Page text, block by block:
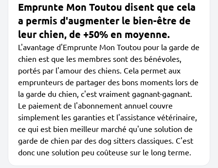
Emprunte Mon Toutou disent que cela
a permis d'augmenter le bien-être de
leur chien, de +50% en moyenne.
L'avantage d'Emprunte Mon Toutou pour la garde de
chien est que les membres sont des bénévoles,
portés par l'amour des chiens. Cela permet aux
emprunteurs de partager des bons moments lors de
la garde du chien, c'est vraiment gagnant-gagnant.
Le paiement de l'abonnement annuel couvre
simplement les garanties et l'assistance vétérinaire,
ce qui est bien meilleur marché qu'une solution de
garde de chien par des dog sitters classiques. C'est
donc une solution peu coûteuse sur le long terme.